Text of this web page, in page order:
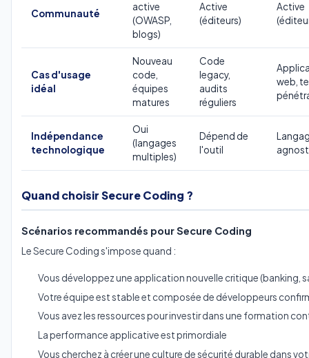
Communauté
active
(OWASP,
blogs)
Active
(éditeurs)
Active
Cas d'usage
idéal
Nouveau
code,
équipes
matures
Code
legacy,
audits
réguliers
web,
Indépendance
technologique
Oui
(langages
multiples)
Dépend de
l'outil
Quand choisir Secure Coding ?
Scénarios recommandés pour Secure Coding
Le Secure Coding s'impose quand :
Vous développez une application nouvelle critique (banking,
Votre équipe est stable et composée de développeurs
Vous avez les ressources pour investir dans une formation
La performance applicative est primordiale
Vous cherchez à créer une culture de sécurité durable dans